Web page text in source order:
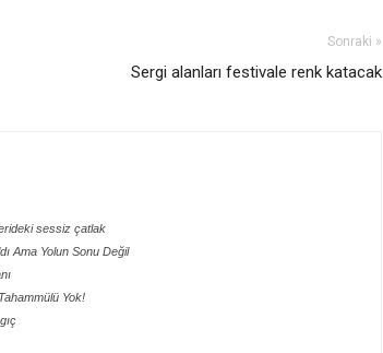
Sonraki »
Sergi alanları festivale renk katacak
sessiz çatlak
Ama Yolun Sonu Değil
Yok!